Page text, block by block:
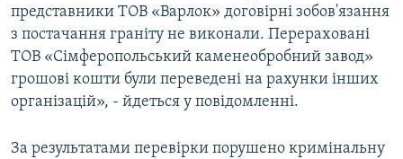
представники ТОВ «Варлок» договірні зобов'язання
з постачання граніту не виконали. Перераховані
ТОВ «Сімферопольський каменеобробний завод»
грошові кошти були переведені на рахунки інших
організацій», - йдеться у повідомленні.
За результатами перевірки порушено кримінальну